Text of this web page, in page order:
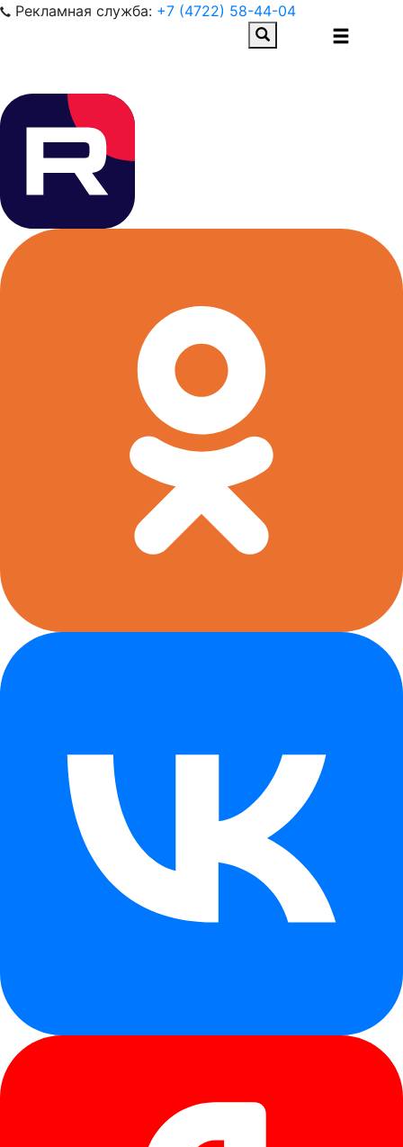
Рекламная служба: +7 (4722) 58-44-04